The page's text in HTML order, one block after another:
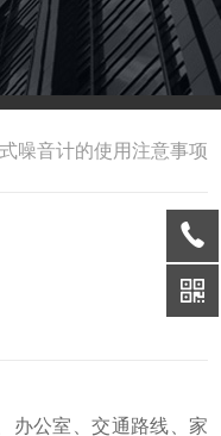
噪音计的使用注意事项
办公室、交通路线、家